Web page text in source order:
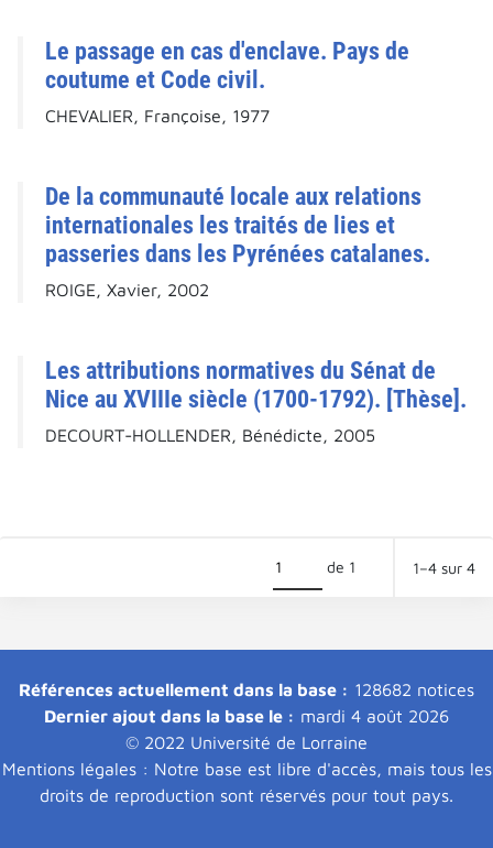
Le passage en cas d'enclave. Pays de
coutume et Code civil.
CHEVALIER, Françoise, 1977
De la communauté locale aux relations
internationales les traités de lies et
passeries dans les Pyrénées catalanes.
ROIGE, Xavier, 2002
Les attributions normatives du Sénat de
Nice au XVIIIe siècle (1700-1792). [Thèse].
DECOURT-HOLLENDER, Bénédicte, 2005
de 1 1–4 sur 4
Références actuellement dans la base : 128682 notices
Dernier ajout dans la base le : mardi 4 août 2026
© 2022 Université de Lorraine
Mentions légales : Notre base est libre d'accès, mais tous les
droits de reproduction sont réservés pour tout pays.